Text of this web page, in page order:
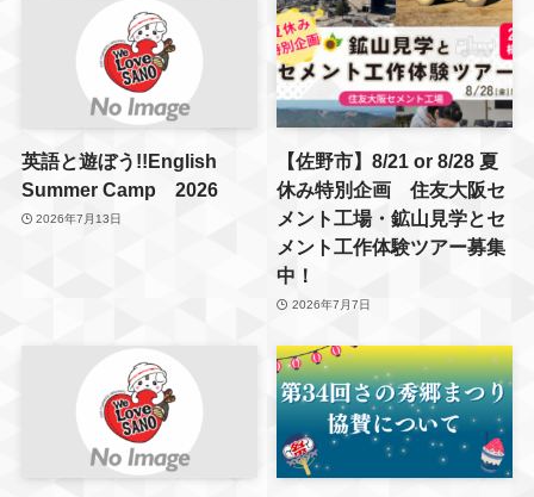
英語と遊ぼう!!English
Summer Camp 2026
2026年7月13日
【佐野市】8/21 or 8/28 夏
休み特別企画 住友大阪セ
メント工場・鉱山見学とセ
メント工作体験ツアー募集
中！
2026年7月7日